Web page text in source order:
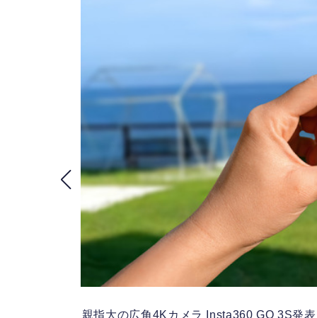
親指大の広角4Kカメラ Insta360 GO 3S発